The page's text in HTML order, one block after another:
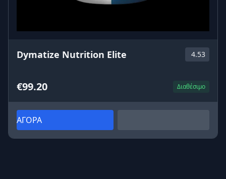
Dymatize Nutrition Elite 4.53
€99.20 Διαθέσιμο
ΑΓΟΡΑ